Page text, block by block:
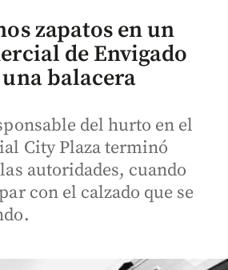
zapatos en un
de Envigado
balacera
del hurto en el
City Plaza terminó
autoridades, cuando
con el calzado que se